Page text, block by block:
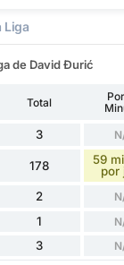
Liga
de David Đurić
Total
3
178
59
por
2
1
3